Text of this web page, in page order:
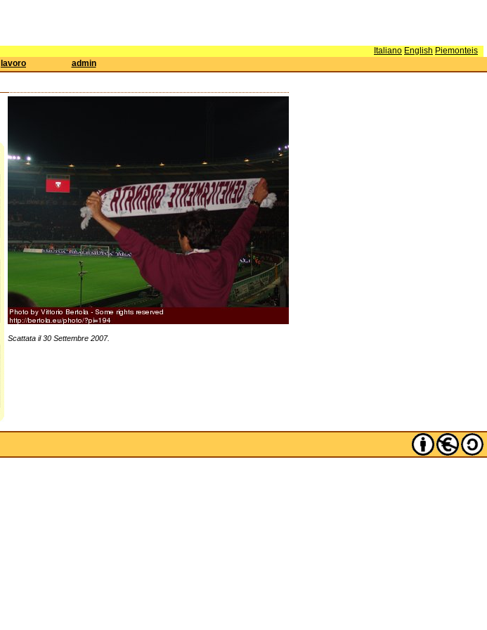
Italiano English Piemonteis
lavoro admin
Scattata il 30 Settembre 2007.